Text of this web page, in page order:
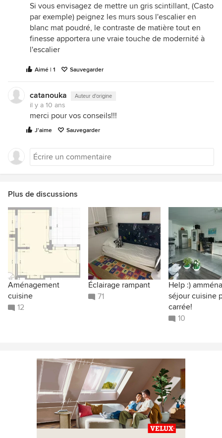
Si vous envisagez de mettre un gris scintillant, (Casto
par exemple) peignez les murs sous l'escalier en
blanc mat poudré, le contraste de matière tout en
finesse apportera une vraie touche de modernité à
l'escalier
Aimé | 1 Sauvegarder
catanouka Auteur d'origine
il y a 10 ans
merci pour vos conseils!!!
J'aime Sauvegarder
Plus de discussions
Aménagement
cuisine
12
Éclairage rampant
71
Help :)
séjour cuisine
carrée!
10